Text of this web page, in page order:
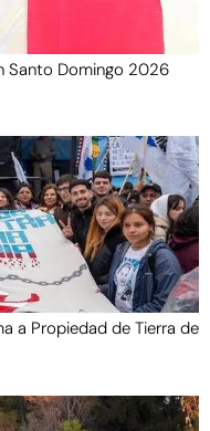
Santo Domingo 2026
a Propiedad de Tierra de